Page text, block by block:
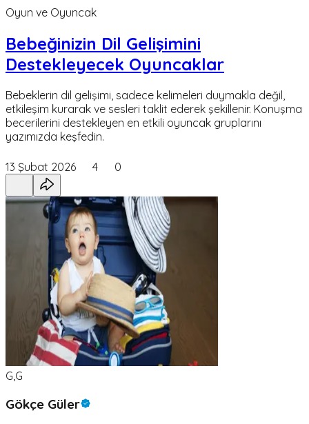
Oyun ve Oyuncak
Bebeğinizin Dil Gelişimini
Destekleyecek Oyuncaklar
Bebeklerin dil gelişimi, sadece kelimeleri duymakla değil,
etkileşim kurarak ve sesleri taklit ederek şekillenir. Konuşma
becerilerini destekleyen en etkili oyuncak gruplarını
yazımızda keşfedin.
13 Şubat 2026 4 0
G,G
Gökçe Güler